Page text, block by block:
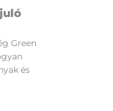
Green
és